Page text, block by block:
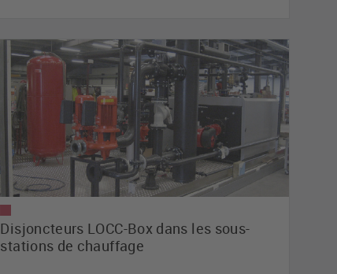
Disjoncteurs LOCC-Box dans les sous-
stations de chauffage